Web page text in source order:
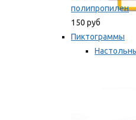
полипропилен
150 руб
Пиктограммы